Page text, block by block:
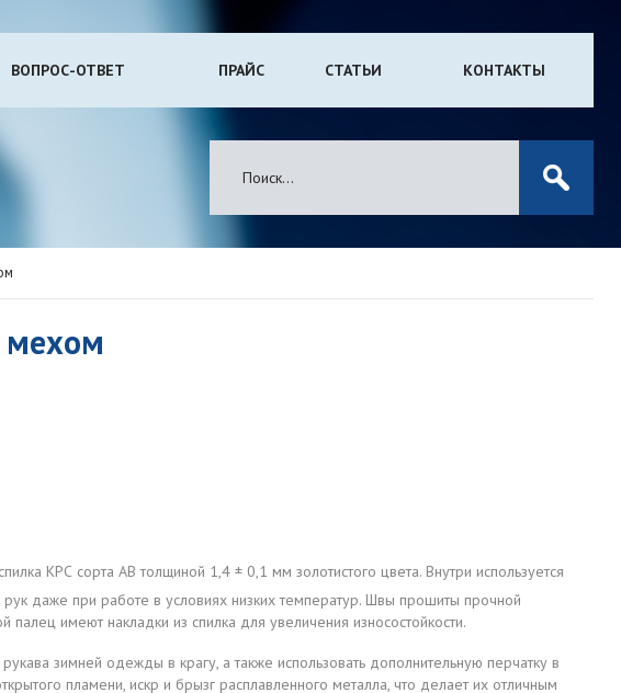
ВОПРОС-ОТВЕТ ПРАЙС СТАТЬИ КОНТАКТЫ
мехом
КРС сорта АВ толщиной 1,4 ± 0,1 мм золотистого цвета. Внутри используется
даже при работе в условиях низких температур. Швы прошиты прочной
имеют накладки из спилка для увеличения износостойкости.
зимней одежды в крагу, а также использовать дополнительную перчатку в
пламени, искр и брызг расплавленного металла, что делает их отличным